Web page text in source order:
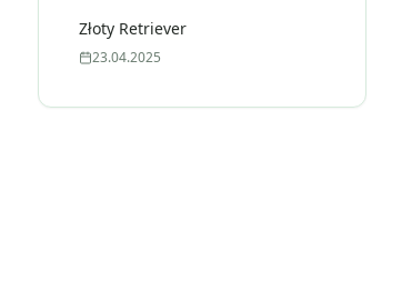
Złoty Retriever
23.04.2025